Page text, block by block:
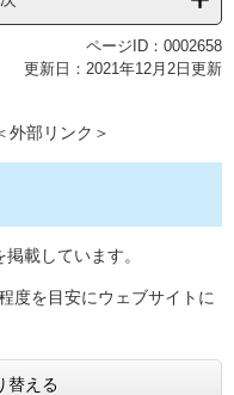
ページID：0002658
更新日：2021年12月2日更新
外部リンク＞
載しています。
度を目安にウェブサイトに
替える